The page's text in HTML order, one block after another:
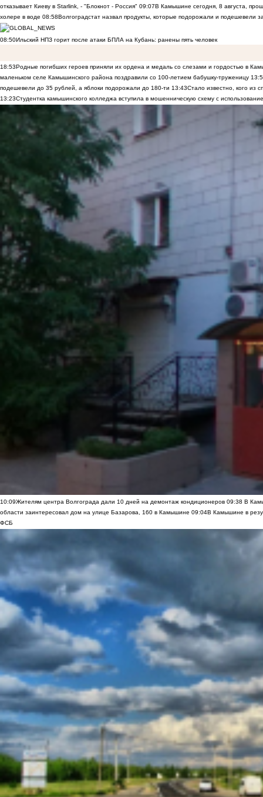
отказывает Киеву в Starlink, - "Блокнот - Россия" 09:07В Камышине сегодня, 8 августа,
холере в воде 08:58Волгоградстат назвал продукты, которые подорожали и подешевели
08:50Ильский НПЗ горит после атаки БПЛА на Кубань: ранены пять человек
18:53Родные погибших героев приняли их ордена и медаль со слезами и гордостью в
маленьком селе Камышинского района поздравили со 100-летием бабушку-труженицу
подешевели до 35 рублей, а яблоки подорожали до 180-ти 13:43Стало известно, кого из
13:23Студентка камышинского колледжа вступила в мошенническую схему с
10:09Жителям центра Волгограда дали 10 дней на демонтаж кондиционеров 09:38 В
области заинтересовал дом на улице Базарова, 160 в Камышине 09:04В Камышине в
ФСБ